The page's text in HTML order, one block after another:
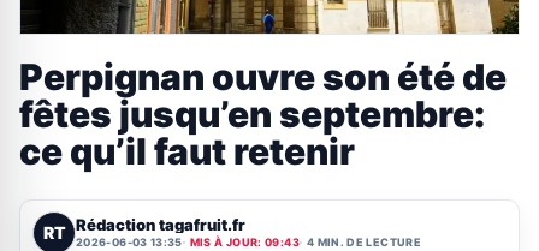
Perpignan ouvre son été de
fêtes jusqu’en septembre:
ce qu’il faut retenir
RT Rédaction tagafruit.fr
2026-06-03 13:35 MIS À JOUR: 09:43 4 MIN. DE LECTURE